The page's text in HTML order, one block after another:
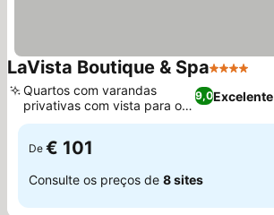
LaVista Boutique & Spa4 Estrelas
9,0Excelente
Quartos com varandas
privativas com vista para o
mar
De € 101
Consulte os preços de 8 sites